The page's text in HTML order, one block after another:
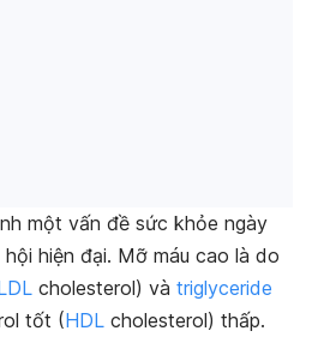
một vấn đề sức khỏe ngày
hiện đại. Mỡ máu cao là do
cholesterol) và triglyceride
tốt (HDL cholesterol) thấp.